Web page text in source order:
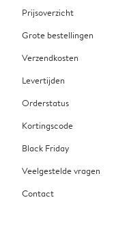
Prijsoverzicht
Grote bestellingen
Verzendkosten
Levertijden
Orderstatus
Kortingscode
Black Friday
Veelgestelde vragen
Contact